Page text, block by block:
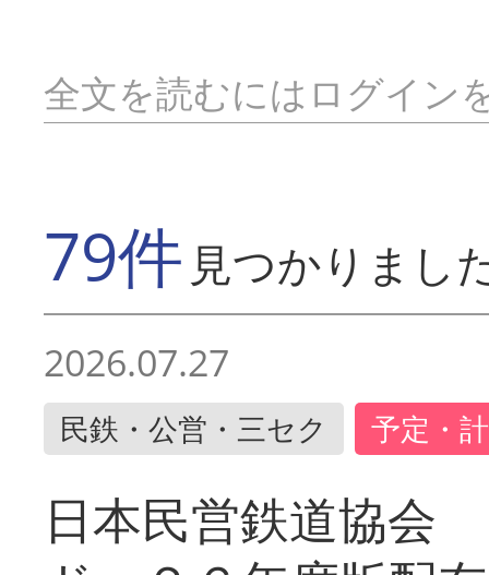
全文を読むにはログイン
79件 見つかりまし
2026.07.27
民鉄・公営・三セク 予定・
日本民営鉄道協会